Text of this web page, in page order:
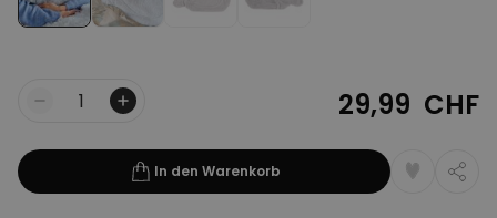
29,99 CHF
In den Warenkorb